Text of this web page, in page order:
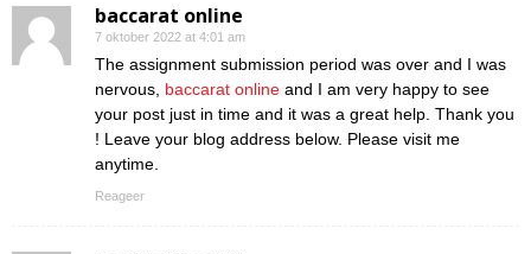
baccarat online
7 oktober 2022 at 4:01 am
The assignment submission period was over and I was
nervous, baccarat online and I am very happy to see
your post just in time and it was a great help. Thank you
! Leave your blog address below. Please visit me
anytime.
Reageer